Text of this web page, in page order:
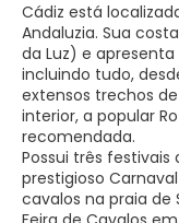
Cádiz está
Andaluzia. Sua
da Luz) e
incluindo tudo,
extensos trechos
interior, a popular
recomendada.
Possui três
prestigioso
cavalos na praia de